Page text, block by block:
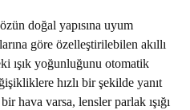
doğal yapısına uyum
göre özelleştirilebilen akıllı
ışık yoğunluğunu otomatik
hızlı bir şekilde yanıt
hava varsa, lensler parlak ışığı